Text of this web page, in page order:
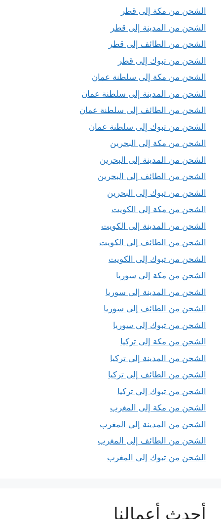
الشحن من مكة إلى قطر
الشحن من المدينة إلى قطر
الشحن من الطائف إلى قطر
الشحن من تبوك إلى قطر
الشحن من مكة إلى سلطنة عمان
الشحن من المدينة إلى سلطنة عمان
الشحن من الطائف إلى سلطنة عمان
الشحن من تبوك إلى سلطنة عمان
الشحن من مكة إلى البحرين
الشحن من المدينة إلى البحرين
الشحن من الطائف إلى البحرين
الشحن من تبوك إلى البحرين
الشحن من مكة إلى الكويت
الشحن من المدينة إلى الكويت
الشحن من الطائف إلى الكويت
الشحن من تبوك إلى الكويت
الشحن من مكة إلى سوريا
الشحن من المدينة إلى سوريا
الشحن من الطائف إلى سوريا
الشحن من تبوك إلى سوريا
الشحن من مكة إلى تركيا
الشحن من المدينة إلى تركيا
الشحن من الطائف إلى تركيا
الشحن من تبوك إلى تركيا
الشحن من مكة إلى المغرب
الشحن من المدينة إلى المغرب
الشحن من الطائف إلى المغرب
الشحن من تبوك إلى المغرب
أحدث أعمالنا